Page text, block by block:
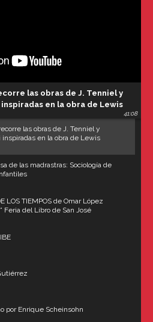
las obras de J. Tenniel y
en la obra de Lewis
41:08
las obras de J. Tenniel y
inspiradas en la obra de Lewis
de las madrastras: Sociología de
LOS TIEMPOS de Omar López
Feria del Libro de San José
por Enrique Scheinsohn